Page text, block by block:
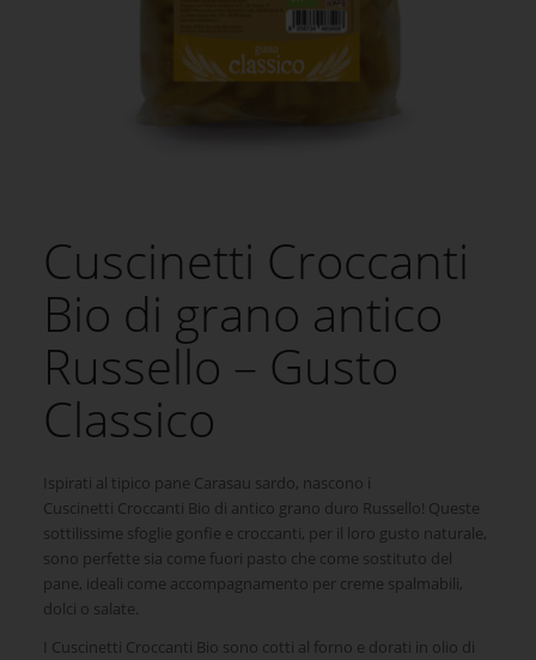
Cuscinetti Croccanti
Bio di grano antico
Russello – Gusto
Classico
Ispirati al tipico pane Carasau sardo, nascono i
Cuscinetti Croccanti Bio di antico grano duro Russello! Queste
sottilissime sfoglie gonfie e croccanti, per il loro gusto naturale,
sono perfette sia come fuori pasto che come sostituto del
pane, ideali come accompagnamento per creme spalmabili,
dolci o salate.
Cuscinetti Croccanti Bio sono cotti al forno e dorati in olio di